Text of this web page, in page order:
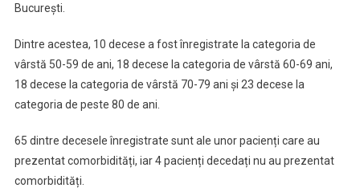
București.
Dintre acestea, 10 decese a fost înregistrate la categoria de
vârstă 50-59 de ani, 18 decese la categoria de vârstă 60-69 ani,
18 decese la categoria de vârstă 70-79 ani și 23 decese la
categoria de peste 80 de ani.
65 dintre decesele înregistrate sunt ale unor pacienți care au
prezentat comorbidități, iar 4 pacienți decedați nu au prezentat
comorbidități.